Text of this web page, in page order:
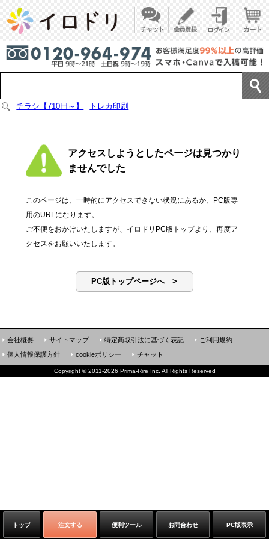
チラシ【710円～】 トレカ印刷
アクセスしようとしたページは見つかり
ませんでした
このページは、一時的にアクセスできない状況にあるか、PC版専
用のURLになります。
ご不便をおかけいたしますが、イロドリPC版トップより、再度ア
クセスをお願いいたします。
PC版トップページへ >
トップ 注文する 便利ツール お問合わせ PC版表示
会社概要 サイトマップ 特定商取引法に基づく表記
ご利用規約
個人情報保護方針
cookieポリシー チャット
Copyright ©2011-2026 Prima-Rire Inc. All Rights Reserved